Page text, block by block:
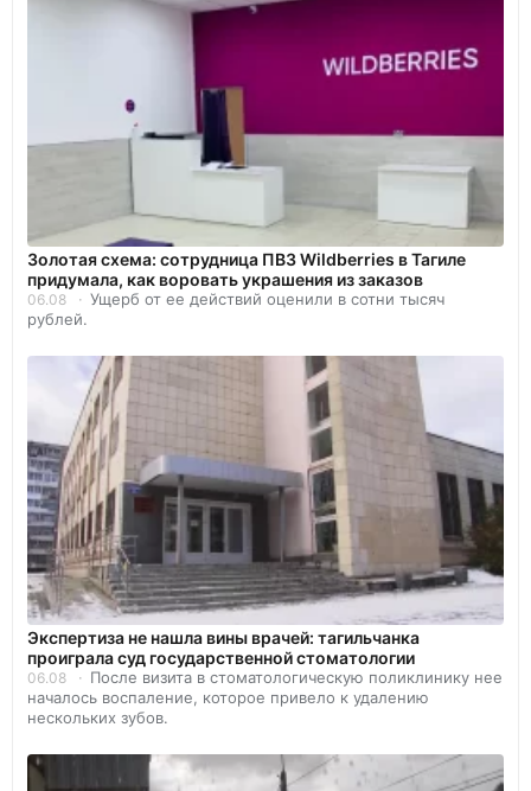
Золотая схема: сотрудница ПВЗ Wildberries в Тагиле
придумала, как воровать украшения из заказов
06.08
Ущерб от ее действий оценили в сотни тысяч
рублей.
Экспертиза не нашла вины врачей: тагильчанка
проиграла суд государственной стоматологии
06.08
После визита в стоматологическую поликлинику нее
началось воспаление, которое привело к удалению
нескольких зубов.